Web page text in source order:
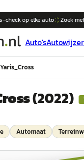
check op elkeauto Zoek
Auto'sAutowijzer
(2022)
Automaat